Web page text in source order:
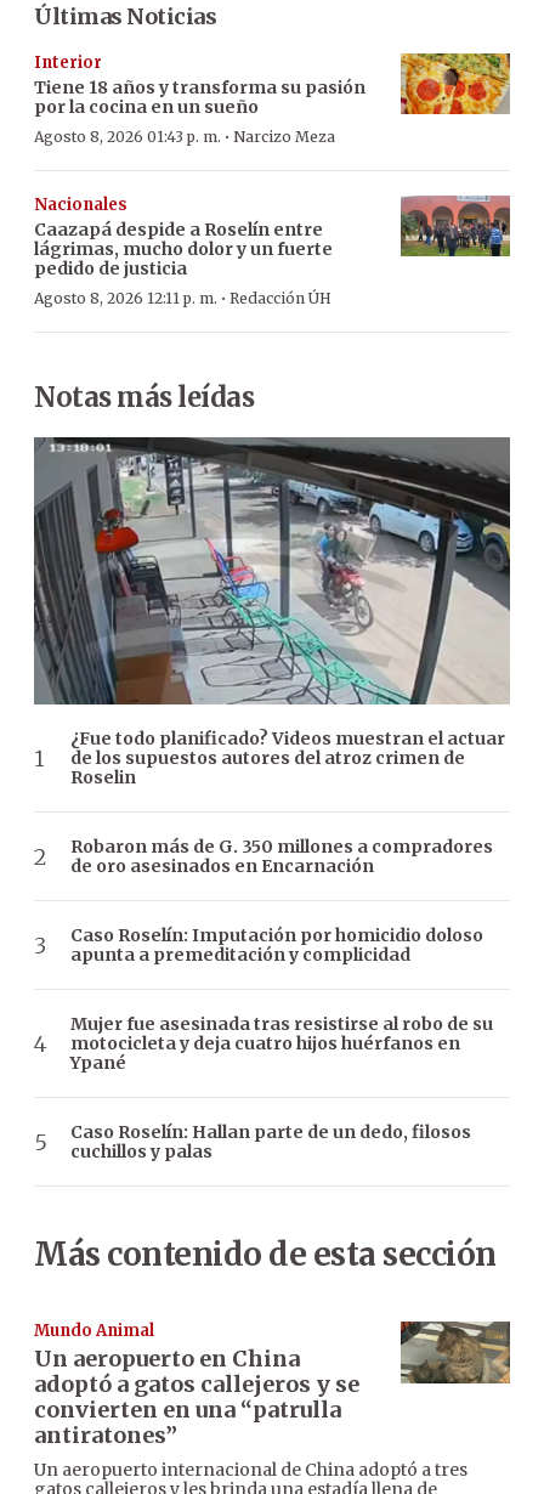
Últimas Noticias
Interior
Tiene 18 años y transforma su pasión
por la cocina en un sueño
Agosto 8, 2026 01:43 p. m. · Narcizo Meza
Nacionales
Caazapá despide a Roselín entre
lágrimas, mucho dolor y un fuerte
pedido de justicia
Agosto 8, 2026 12:11 p. m. · Redacción ÚH
Notas más leídas
¿Fue todo planificado? Videos muestran el actuar
de los supuestos autores del atroz crimen de
Roselin
Robaron más de G. 350 millones a compradores
de oro asesinados en Encarnación
Caso Roselín: Imputación por homicidio doloso
apunta a premeditación y complicidad
Mujer fue asesinada tras resistirse al robo de su
motocicleta y deja cuatro hijos huérfanos en
Ypané
Caso Roselín: Hallan parte de un dedo, filosos
cuchillos y palas
Más contenido de esta sección
Mundo Animal
Un aeropuerto en China
adoptó a gatos callejeros y se
convierten en una “patrulla
antiratones”
Un aeropuerto internacional de China adoptó a tres
gatos callejeros y les brinda una estadía llena de